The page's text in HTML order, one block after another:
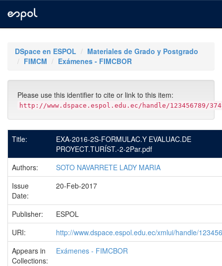
navigationDSpace en ESPOL
Materiales de Grado y Postgrado
FIMCM
Exámenes - FIMCBOR
Please use this identifier to cite or link to this item:
http://www.dspace.espol.edu.ec/handle/123456789/
Title:
EXA-2016-2S-FORMULAC.Y EVALUAC.DE
PROYECT.TURÍST.-2-2Par.pdf
Authors:
SOTO NAVARRETE LADY MARIA
Issue
Date:
20-Feb-2017
Publisher:
ESPOL
URI:
http://www.dspace.espol.edu.ec/xmlui/handle/
Appears in
Collections:
Exámenes - FIMCBOR